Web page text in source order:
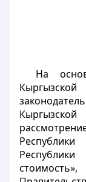
На
Республики